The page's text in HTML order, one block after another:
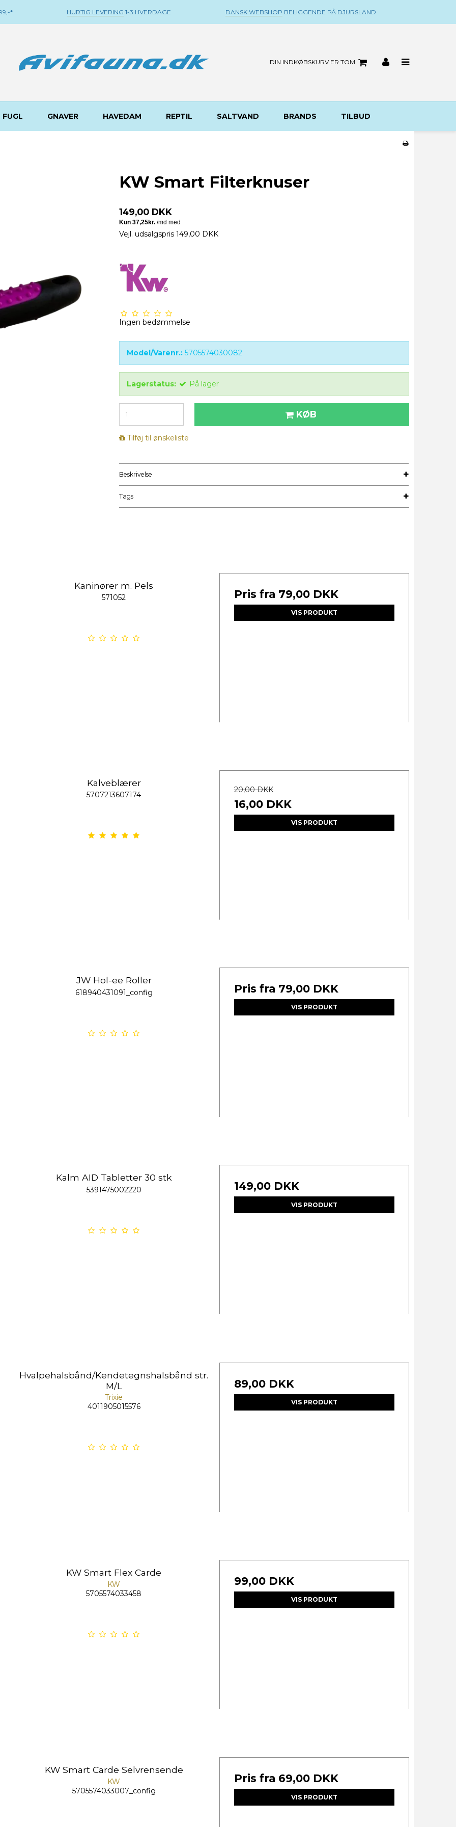
* HURTIG LEVERING 1-3 HVERDAGE DANSK WEBSHOP BELIGGENDE PÅ DJURSLAND
DIN INDKØBSKURV ER TOM
FUGL GNAVER HAVEDAM REPTIL SALTVAND BRANDS TILBUD
KW Smart Filterknuser
149,00 DKK
Vejl. udsalgspris 149,00 DKK
Ingen bedømmelse
Model/Varenr.: 5705574030082
Lagerstatus: På lager
KØB
Tilføj til ønskeliste
Beskrivelse
Tags
Kaninører m. Pels
571052 Pris fra 79,00 DKK
VIS PRODUKT
Kalveblærer
5707213607174
20,00 DKK
16,00 DKK
VIS PRODUKT
JW Hol-ee Roller
618940431091_config Pris fra 79,00 DKK
VIS PRODUKT
Kalm AID Tabletter 30 stk
5391475002220 149,00 DKK
VIS PRODUKT
Hvalpehalsbånd/Kendetegnshalsbånd str.
M/L
Trixie
4011905015576
89,00 DKK
VIS PRODUKT
KW Smart Flex Carde
KW
5705574033458
99,00 DKK
VIS PRODUKT
KW Smart Carde Selvrensende
KW
5705574033007_config
Pris fra 69,00 DKK
VIS PRODUKT